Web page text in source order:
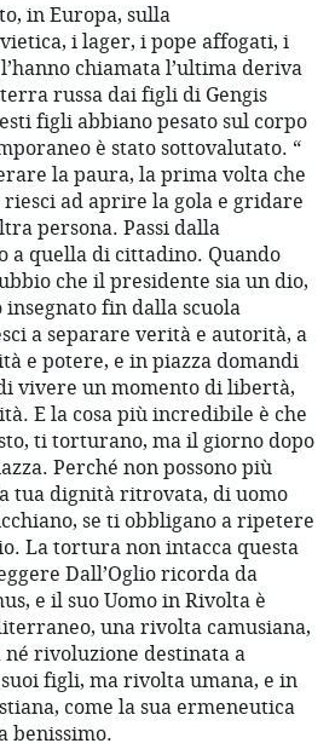
in Europa, sulla
i lager, i pope affogati, i
chiamata l’ultima deriva
russa dai figli di Gengis
figli abbiano pesato sul corpo
è stato sottovalutato. “
la paura, la prima volta che
riesci ad aprire la gola e gridare
persona. Passi dalla
a quella di cittadino. Quando
che il presidente sia un dio,
insegnato fin dalla scuola
a separare verità e autorità, a
e potere, e in piazza domandi
vivere un momento di libertà,
E la cosa più incredibile è che
ti torturano, ma il giorno dopo
Perché non possono più
tua dignità ritrovata, di uomo
se ti obbligano a ripetere
La tortura non intacca questa
Dall’Oglio ricorda da
e il suo Uomo in Rivolta è
una rivolta camusiana,
rivoluzione destinata a
figli, ma rivolta umana, e in
come la sua ermeneutica
benissimo.